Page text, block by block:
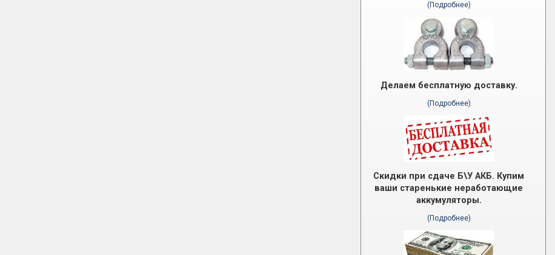
(Подробнее)
Делаем бесплатную доставку.
(Подробнее)
Скидки при сдаче Б\У АКБ. Купим
ваши старенькие неработающие
аккумуляторы.
(Подробнее)